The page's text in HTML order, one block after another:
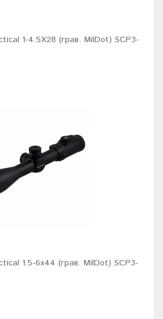
1-4.5X28 (грав. MilDot) SCP3-
1.5-6x44 (грав. MilDot) SCP3-